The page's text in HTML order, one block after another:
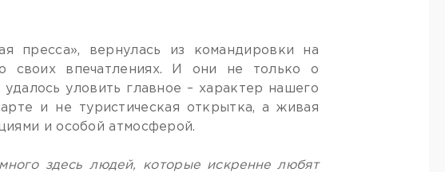
пресса», вернулась из командировки на
своих впечатлениях. И они не только о
уловить главное – характер нашего
и не туристическая открытка, а живая
и особой атмосферой.
здесь людей, которые искренне любят